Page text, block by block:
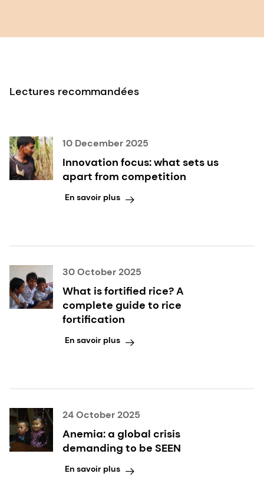
Lectures recommandées
10 December 2025
Innovation focus: what sets us
apart from competition
En savoir plus
30 October 2025
What is fortified rice? A
complete guide to rice
fortification
En savoir plus
24 October 2025
Anemia: a global crisis
demanding to be SEEN
En savoir plus